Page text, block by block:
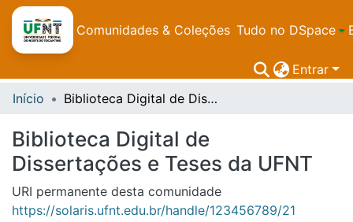
Comunidades & Coleções Tudo no DSpace
Entrar
Início
Biblioteca Digital de Dissertações e Teses da UFNT
Biblioteca Digital de
Dissertações e Teses da UFNT
URI permanente desta comunidade
https://solaris.ufnt.edu.br/handle/123456789/21